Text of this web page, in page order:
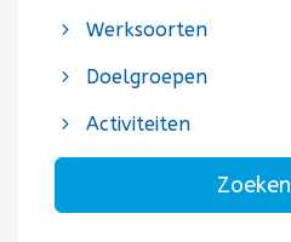
Werksoorten
Doelgroepen
Activiteiten
Zoeken